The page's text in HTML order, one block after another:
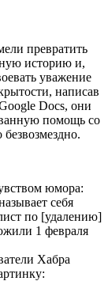
превратить
историю и,
уважение
написав
Docs, они
помощь со
юмора:
себя
по [удалению]
1 февраля
Хабра